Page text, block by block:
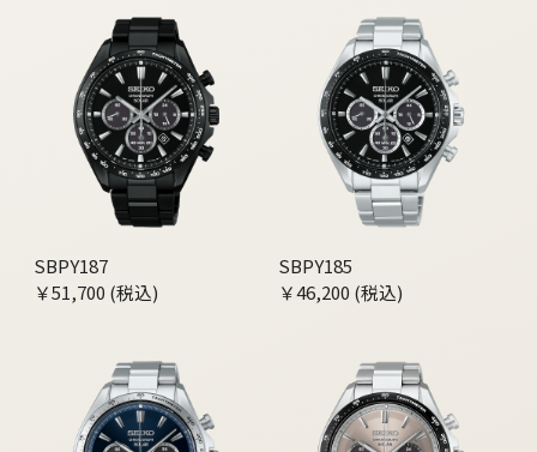
SBPY187
￥51,700 (税込)
SBPY185
￥46,200 (税込)